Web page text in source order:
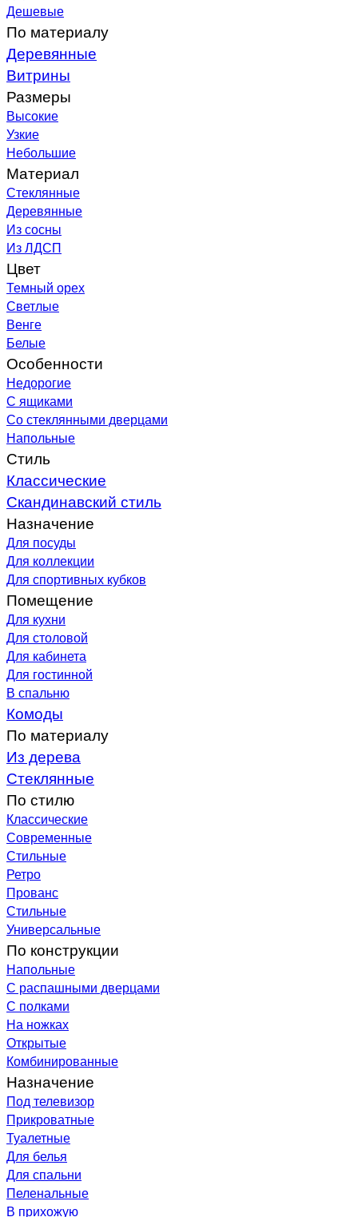
Дешевые
По материалу
Деревянные
Витрины
Размеры
Высокие
Узкие
Небольшие
Материал
Стеклянные
Деревянные
Из сосны
Из ЛДСП
Цвет
Темный орех
Светлые
Венге
Белые
Особенности
Недорогие
С ящиками
Со стеклянными дверцами
Напольные
Стиль
Классические
Скандинавский стиль
Назначение
Для посуды
Для коллекции
Для спортивных кубков
Помещение
Для кухни
Для столовой
Для кабинета
Для гостинной
В спальню
Комоды
По материалу
Из дерева
Стеклянные
По стилю
Классические
Современные
Стильные
Ретро
Прованс
Стильные
Универсальные
По конструкции
Напольные
С распашными дверцами
С полками
На ножках
Открытые
Комбинированные
Назначение
Под телевизор
Прикроватные
Туалетные
Для белья
Для спальни
Пеленальные
В прихожую